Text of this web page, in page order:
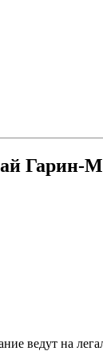
Гарин-
ведут на